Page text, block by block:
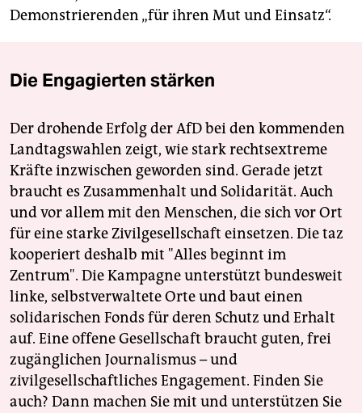
Demonstrierenden „für ihren Mut und Einsatz“.
Die Engagierten stärken
Der drohende Erfolg der AfD bei den kommenden
Landtagswahlen zeigt, wie stark rechtsextreme
Kräfte inzwischen geworden sind. Gerade jetzt
braucht es Zusammenhalt und Solidarität. Auch
und vor allem mit den Menschen, die sich vor Ort
für eine starke Zivilgesellschaft einsetzen. Die taz
kooperiert deshalb mit "Alles beginnt im
Zentrum". Die Kampagne unterstützt bundesweit
linke, selbstverwaltete Orte und baut einen
solidarischen Fonds für deren Schutz und Erhalt
auf. Eine offene Gesellschaft braucht guten, frei
zugänglichen Journalismus – und
zivilgesellschaftliches Engagement. Finden Sie
auch? Dann machen Sie mit und unterstützen Sie